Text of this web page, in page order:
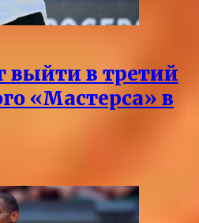
выйти в третий
«Мастерса» в